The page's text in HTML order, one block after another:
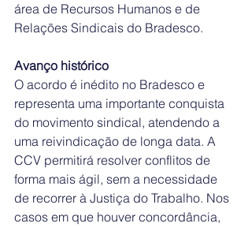
área de Recursos Humanos e de
Relações Sindicais do Bradesco.
Avanço histórico
O acordo é inédito no Bradesco e
representa uma importante conquista
do movimento sindical, atendendo a
uma reivindicação de longa data. A
CCV permitirá resolver conflitos de
forma mais ágil, sem a necessidade
de recorrer à Justiça do Trabalho. Nos
casos em que houver concordância,